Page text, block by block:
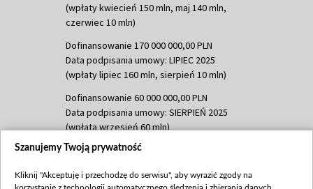
(wpłaty kwiecień 150 mln, maj 140 mln,
czerwiec 10 mln)
Dofinansowanie 170 000 000,00 PLN
Data podpisania umowy: LIPIEC 2025
(wpłaty lipiec 160 mln, sierpień 10 mln)
Dofinansowanie 60 000 000,00 PLN
Data podpisania umowy: SIERPIEŃ 2025
(wpłata wrzesień 60 mln)
Dofinansowanie 635 783 051,21 PLN
(wpłata wrzesień 100 mln, październik 350
Szanujemy Twoją prywatność
Kliknij "Akceptuję i przechodzę do serwisu", aby wyrazić zgody na